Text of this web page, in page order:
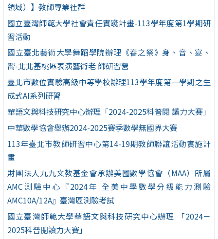
領域）】教師專業社群
國立臺灣師範大學社會責任實踐計畫-113學年度第1學期研
習活動
國立臺北藝術大學舞蹈學院辦理《春之祭》身、音、宴、
嚮-北北基桃區表演藝術老 師研習營
臺北市數位實驗高級中等學校辦理113學年度第一學期之生
成式AI系列研習
華語文與科技研究中心辦理「2024-2025科普閱 讀力大賽」
中華數學協會舉辦2024-2025賽季數學無國界大賽
113年臺北市教師研習中心第14-19期教師聯誼活動實施計
畫
財團法人九九文教基金會承辦美國數學協會（MAA）所屬
AMC測驗中心『2024年 全美中學數學分級能力測驗
AMC10A/12A』臺灣區測驗考試
國立臺灣師範大學華語文與科技研究中心辦理 「2024－
2025科普閱讀力大賽」